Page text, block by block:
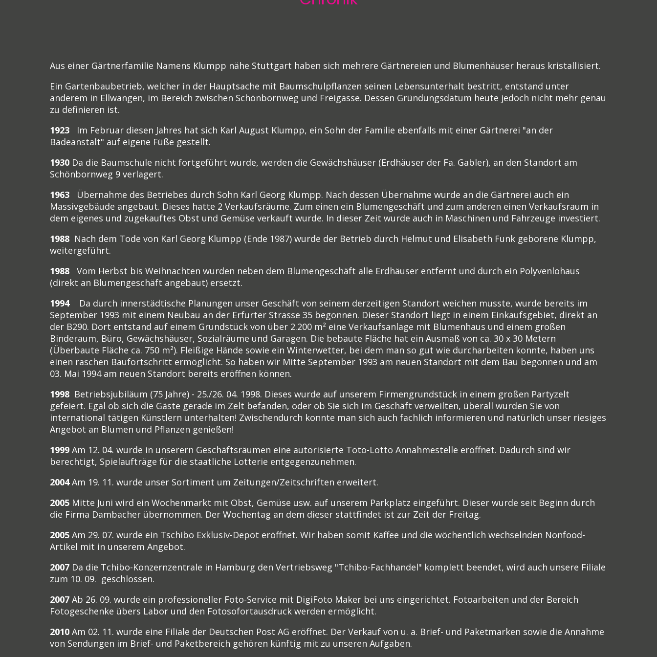
Aus einer Gärtnerfamilie Namens Klumpp nähe Stuttgart haben sich mehrere Gärtnereien und Blumenhäuser heraus kristallisiert.
Ein Gartenbaubetrieb, welcher in der Hauptsache mit Baumschulpflanzen seinen Lebensunterhalt bestritt, entstand unter
anderem in Ellwangen, im Bereich zwischen Schönbornweg und Freigasse. Dessen Gründungsdatum heute jedoch nicht mehr genau
zu definieren ist.
1923 Im Februar diesen Jahres hat sich Karl August Klumpp, ein Sohn der Familie ebenfalls mit einer Gärtnerei "an der
Badeanstalt" auf eigene Füße gestellt.
1930 Da die Baumschule nicht fortgeführt wurde, werden die Gewächshäuser (Erdhäuser der Fa. Gabler), an den Standort am
Schönbornweg 9 verlagert.
1963 Übernahme des Betriebes durch Sohn Karl Georg Klumpp. Nach dessen Übernahme wurde an die Gärtnerei auch ein
Massivgebäude angebaut. Dieses hatte 2 Verkaufsräume. Zum einen ein Blumengeschäft und zum anderen einen Verkaufsraum in
dem eigenes und zugekauftes Obst und Gemüse verkauft wurde. In dieser Zeit wurde auch in Maschinen und Fahrzeuge investiert.
1988 Nach dem Tode von Karl Georg Klumpp (Ende 1987) wurde der Betrieb durch Helmut und Elisabeth Funk geborene Klumpp,
weitergeführt.
1988 Vom Herbst bis Weihnachten wurden neben dem Blumengeschäft alle Erdhäuser entfernt und durch ein Polyvenlohaus
(direkt an Blumengeschäft angebaut) ersetzt.
1994Da durch innerstädtische Planungen unser Geschäft von seinem derzeitigen Standort weichen musste, wurde bereits im
September 1993 mit einem Neubau an der Erfurter Strasse 35 begonnen. Dieser Standort liegt in einem Einkaufsgebiet, direkt an
der B290. Dort entstand auf einem Grundstück von über 2.200 m² eine Verkaufsanlage mit Blumenhaus und einem großen
Binderaum, Büro, Gewächshäuser, Sozialräume und Garagen. Die bebaute Fläche hat ein Ausmaß von ca. 30 x 30 Metern
(Überbaute Fläche ca. 750 m²). Fleißige Hände sowie ein Winterwetter, bei dem man so gut wie durcharbeiten konnte, haben uns
einen raschen Baufortschritt ermöglicht. So haben wir Mitte September 1993 am neuen Standort mit dem Bau begonnen und am
03. Mai 1994 am neuen Standort bereits eröffnen können.
1998 Betriebsjubiläum (75 Jahre) - 25./26. 04. 1998. Dieses wurde auf unserem Firmengrundstück in einem großen Partyzelt
gefeiert. Egal ob sich die Gäste gerade im Zelt befanden, oder ob Sie sich im Geschäft verweilten, überall wurden Sie von
international tätigen Künstlern unterhalten! Zwischendurch konnte man sich auch fachlich informieren und natürlich unser riesiges
Angebot an Blumen und Pflanzen genießen!
1999 Am 12. 04. wurde in unserern Geschäftsräumen eine autorisierte Toto-Lotto Annahmestelle eröffnet. Dadurch sind wir
berechtigt, Spielaufträge für die staatliche Lotterie entgegenzunehmen.
2004Am 19. 11. wurde unser Sortiment um Zeitungen/Zeitschriften erweitert.
2005 Mitte Juni wird ein Wochenmarkt mit Obst, Gemüse usw. auf unserem Parkplatz eingeführt. Dieser wurde seit Beginn durch
die Firma Dambacher übernommen. Der Wochentag an dem dieser stattfindet ist zur Zeit der Freitag.
2005 Am 29. 07. wurde ein Tschibo Exklusiv-Depot eröffnet. Wir haben somit Kaffee und die wöchentlich wechselnden Nonfood-
Artikel mit in unserem Angebot.
2007 Da die Tchibo-Konzernzentrale in Hamburg den Vertriebsweg "Tchibo-Fachhandel" komplett beendet, wird auch unsere Filiale
zum 10. 09. geschlossen.
2007 Ab 26. 09. wurde ein professioneller Foto-Service mit DigiFoto Maker bei uns eingerichtet. Fotoarbeiten und der Bereich
Fotogeschenke übers Labor und den Fotosofortausdruck werden ermöglicht.
2010 Am 02. 11. wurde eine Filiale der Deutschen Post AG eröffnet. Der Verkauf von u. a. Brief- und Paketmarken sowie die Annahme
von Sendungen im Brief- und Paketbereich gehören künftig mit zu unseren Aufgaben.